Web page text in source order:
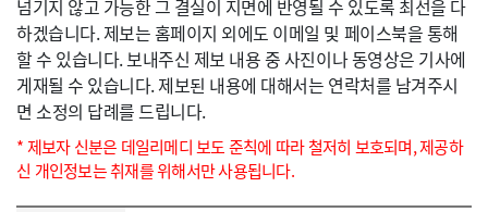
넘기지 않고 가능한 그 결실이 지면에 반영될 수 있도록 최선을 다
하겠습니다. 제보는 홈페이지 외에도 이메일 및 페이스북을 통해
할 수 있습니다. 보내주신 제보 내용 중 사진이나 동영상은 기사에
게재될 수 있습니다. 제보된 내용에 대해서는 연락처를 남겨주시
면 소정의 답례를 드립니다.
* 제보자 신분은 데일리메디 보도 준칙에 따라 철저히 보호되며, 제공하
신 개인정보는 취재를 위해서만 사용됩니다.